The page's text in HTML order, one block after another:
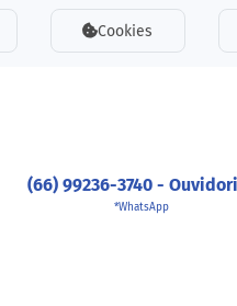
deCookies
(66) 99236-3740 -
*WhatsApp